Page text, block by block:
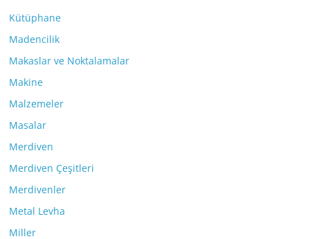
Kütüphane
Madencilik
Makaslar ve Noktalamalar
Makine
Malzemeler
Masalar
Merdiven
Merdiven Çeşitleri
Merdivenler
Metal Levha
Miller